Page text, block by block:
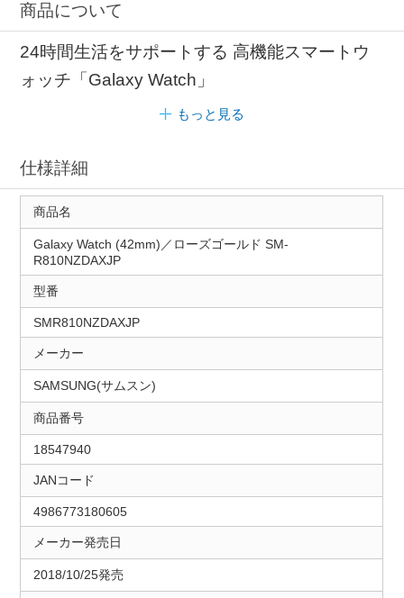
商品について
24時間生活をサポートする 高機能スマートウ
ォッチ「Galaxy Watch」
もっと見る
仕様詳細
商品名
Galaxy Watch (42mm)／ローズゴールド SM-
R810NZDAXJP
型番
SMR810NZDAXJP
メーカー
SAMSUNG(サムスン)
商品番号
18547940
JANコード
4986773180605
メーカー発売日
2018/10/25発売